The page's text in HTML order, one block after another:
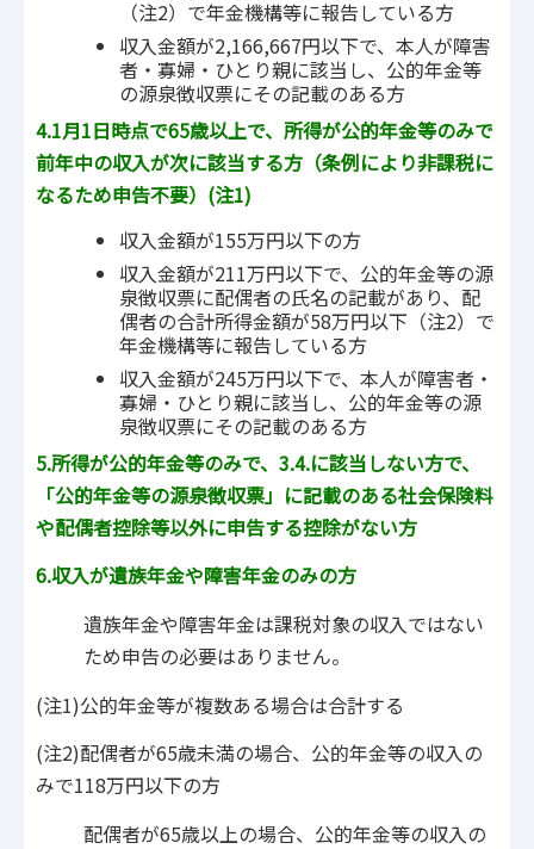
（注2）で年金機構等に報告している方
収入金額が2,166,667円以下で、本人が障害
者・寡婦・ひとり親に該当し、公的年金等
の源泉徴収票にその記載のある方
4.1月1日時点で65歳以上で、所得が公的年金等のみで
前年中の収入が次に該当する方（条例により非課税に
なるため申告不要） (注1)
収入金額が155万円以下の方
収入金額が211万円以下で、公的年金等の源
泉徴収票に配偶者の氏名の記載があり、配
偶者の合計所得金額が58万円以下（注2）で
年金機構等に報告している方
収入金額が245万円以下で、本人が障害者・
寡婦・ひとり親に該当し、公的年金等の源
泉徴収票にその記載のある方
5.所得が公的年金等のみで、3.4.に該当しない方で、
「公的年金等の源泉徴収票」に記載のある社会保険料
や配偶者控除等以外に申告する控除がない方
6.収入が遺族年金や障害年金のみの方
遺族年金や障害年金は課税対象の収入ではない
ため申告の必要はありません。
(注1)公的年金等が複数ある場合は合計する
(注2)配偶者が65歳未満の場合、公的年金等の収入の
みで118万円以下の方
配偶者が65歳以上の場合、公的年金等の収入の